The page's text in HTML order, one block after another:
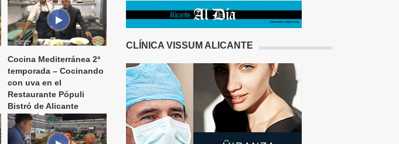
Cocina Mediterránea 2ª
temporada – Cocinando
con uva en el
Restaurante Pópuli
Bistró de Alicante
CLÍNICA VISSUM ALICANTE